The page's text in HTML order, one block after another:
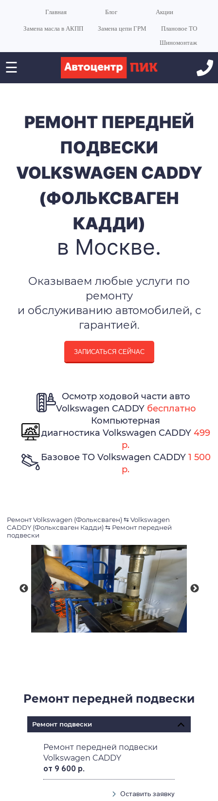
Главная Блог Акции
Замена масла в АКПП Замена цепи ГРМ
Плановое ТО
Шиномонтаж
☰
РЕМОНТ ПЕРЕДНЕЙ
ПОДВЕСКИ
VOLKSWAGEN CADDY
(ФОЛЬКСВАГЕН
КАДДИ)
в Москве.
Оказываем любые услуги по
ремонту
и обслуживанию автомобилей, с
гарантией.
ЗАПИСАТЬСЯ СЕЙЧАС
Осмотр ходовой части авто
Volkswagen CADDY бесплатно
Компьютерная
диагностика Volkswagen CADDY 499
р.
Базовое ТО Volkswagen CADDY 1 500
р.
Ремонт Volkswagen (Фольксваген) ⇆ Volkswagen
CADDY (Фольксваген Кадди) ⇆ Ремонт передней
подвески
Ремонт передней подвески
Ремонт подвески
Ремонт передней подвески
Volkswagen CADDY
от 9 600 р.
Оставить заявку